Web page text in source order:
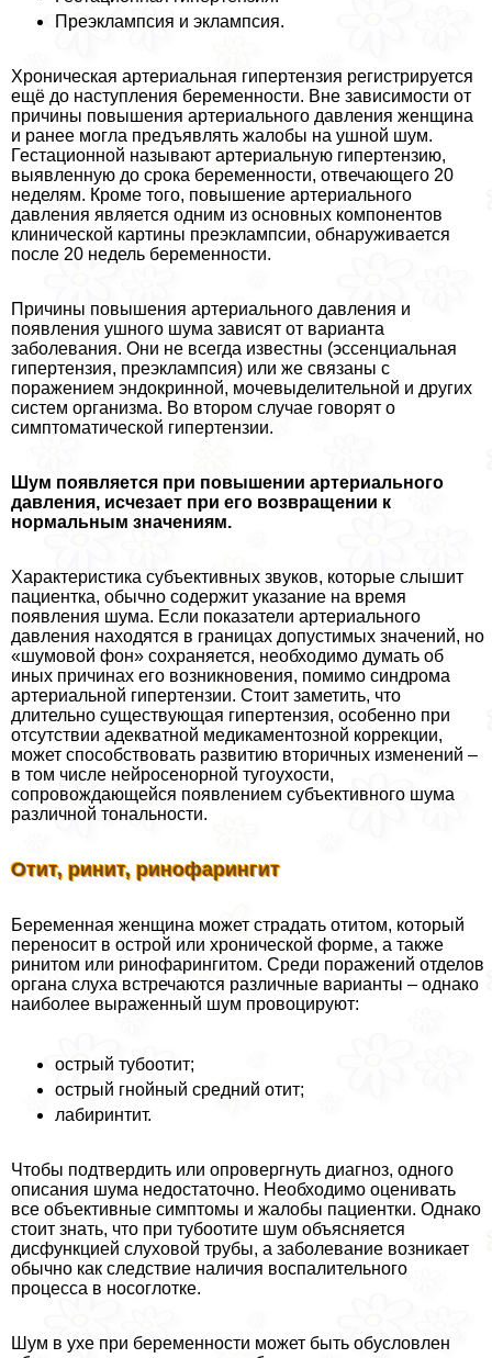
Преэклампсия и эклампсия.
Хроническая артериальная гипертензия регистрируется
ещё до наступления беременности. Вне зависимости от
причины повышения артериального давления женщина
и ранее могла предъявлять жалобы на ушной шум.
Гестационной называют артериальную гипертензию,
выявленную до срока беременности, отвечающего 20
неделям. Кроме того, повышение артериального
давления является одним из основных компонентов
клинической картины преэклампсии, обнаруживается
после 20 недель беременности.
Причины повышения артериального давления и
появления ушного шума зависят от варианта
заболевания. Они не всегда известны (эссенциальная
гипертензия, преэклампсия) или же связаны с
поражением эндокринной, мочевыделительной и других
систем организма. Во втором случае говорят о
симптоматической гипертензии.
Шум появляется при повышении артериального
давления, исчезает при его возвращении к
нормальным значениям.
Хаpaктеристика субъективных звуков, которые слышит
пациентка, обычно содержит указание на время
появления шума. Если показатели артериального
давления находятся в границах допустимых значений, но
«шумовой фон» сохраняется, необходимо думать об
иных причинах его возникновения, помимо синдрома
артериальной гипертензии. Стоит заметить, что
длительно существующая гипертензия, особенно при
отсутствии адекватной медикаментозной коррекции,
может способствовать развитию вторичных изменений –
в том числе нейросенорной тугоухости,
сопровождающейся появлением субъективного шума
различной тональности.
Отит, ринит, ринофарингит
Беременная женщина может страдать отитом, который
переносит в острой или хронической форме, а также
ринитом или ринофарингитом. Среди поражений отделов
органа слуха встречаются различные варианты – однако
наиболее выраженный шум провоцируют:
острый тубоотит;
острый гнойный средний отит;
лабиринтит.
Чтобы подтвердить или опровергнуть диагноз, одного
описания шума недостаточно. Необходимо оценивать
все объективные симптомы и жалобы пациентки. Однако
стоит знать, что при тубоотите шум объясняется
дисфункцией слуховой трубы, а заболевание возникает
обычно как следствие наличия воспалительного
процесса в носоглотке.
Шум в ухе при беременности может быть обусловлен